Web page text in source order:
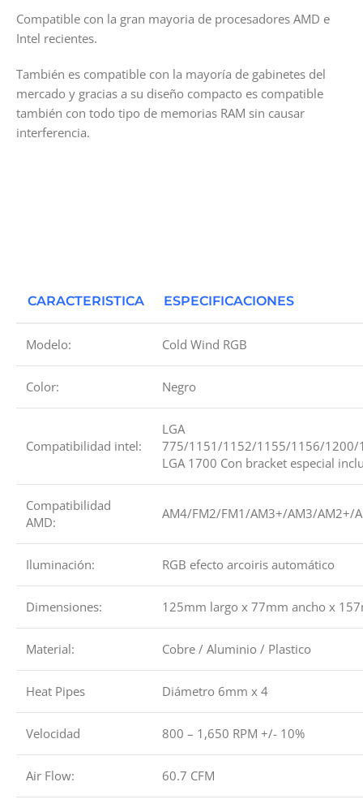
Compatible con la gran mayoria de procesadores AMD e
Intel recientes.
También es compatible con la mayoría de gabinetes del
mercado y gracias a su diseño compacto es compatible
también con todo tipo de memorias RAM sin causar
interferencia.
CARACTERISTICA ESPECIFICACIONES
Modelo: Cold Wind RGB
Color: Negro
Compatibilidad intel:
LGA
775/1151/1152/1155/1156/
LGA 1700 Con bracket especial
Compatibilidad
AMD:
AM4/FM2/FM1/AM3+/AM3/AM2+/
Iluminación: RGB efecto arcoiris automático
Dimensiones: 125mm largo x 77mm ancho x
Material: Cobre / Aluminio / Plastico
Heat Pipes Diámetro 6mm x 4
Velocidad 800 – 1,650 RPM +/- 10%
Air Flow: 60.7 CFM